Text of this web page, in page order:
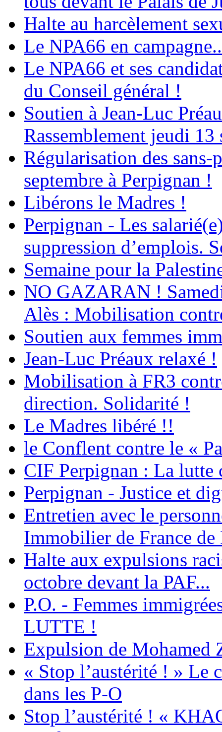
Halte au harcèlement
Le NPA66 en
Le NPA66 et ses
du Conseil général !
Soutien à Jean-Luc
Rassemblement jeudi 13
Régularisation des
septembre à Perpignan !
Libérons le Madres !
Perpignan - Les
suppression d’emplois.
Semaine pour la
NO GAZARAN !
Alès : Mobilisation
Soutien aux femmes
Jean-Luc Préaux relaxé !
Mobilisation à FR3
direction. Solidarité !
Le Madres libéré !!
le Conflent contre le «
CIF Perpignan : La lutte
Perpignan - Justice et
Entretien avec le
Immobilier de France de
Halte aux expulsions
octobre devant la PAF...
P.O. - Femmes
LUTTE !
Expulsion de Mohamed
« Stop l’austérité ! » Le
dans les P-O
Stop l’austérité ! «